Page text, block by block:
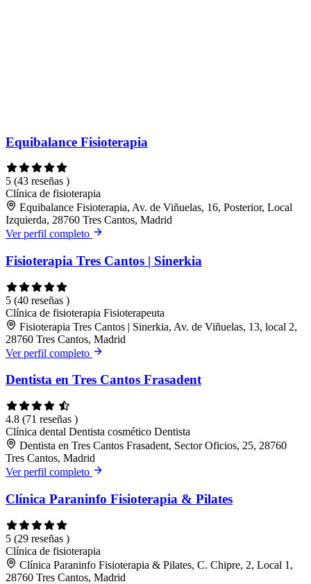
Equibalance Fisioterapia
5 (43 reseñas )
Clínica de fisioterapia
Equibalance Fisioterapia, Av. de Viñuelas, 16, Posterior, Local
Izquierda, 28760 Tres Cantos, Madrid
Ver perfil completo
Fisioterapia Tres Cantos | Sinerkia
5 (40 reseñas )
Clínica de fisioterapia Fisioterapeuta
Fisioterapia Tres Cantos | Sinerkia, Av. de Viñuelas, 13, local 2,
28760 Tres Cantos, Madrid
Ver perfil completo
Dentista en Tres Cantos Frasadent
4.8 (71 reseñas )
Clínica dental Dentista cosmético Dentista
Dentista en Tres Cantos Frasadent, Sector Oficios, 25, 28760
Tres Cantos, Madrid
Ver perfil completo
Clínica Paraninfo Fisioterapia & Pilates
5 (29 reseñas )
Clínica de fisioterapia
Clínica Paraninfo Fisioterapia & Pilates, C. Chipre, 2, Local 1,
28760 Tres Cantos, Madrid